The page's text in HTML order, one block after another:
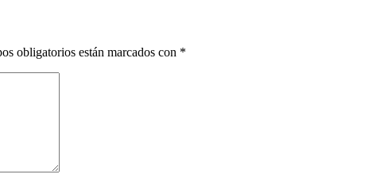
obligatorios están marcados con *